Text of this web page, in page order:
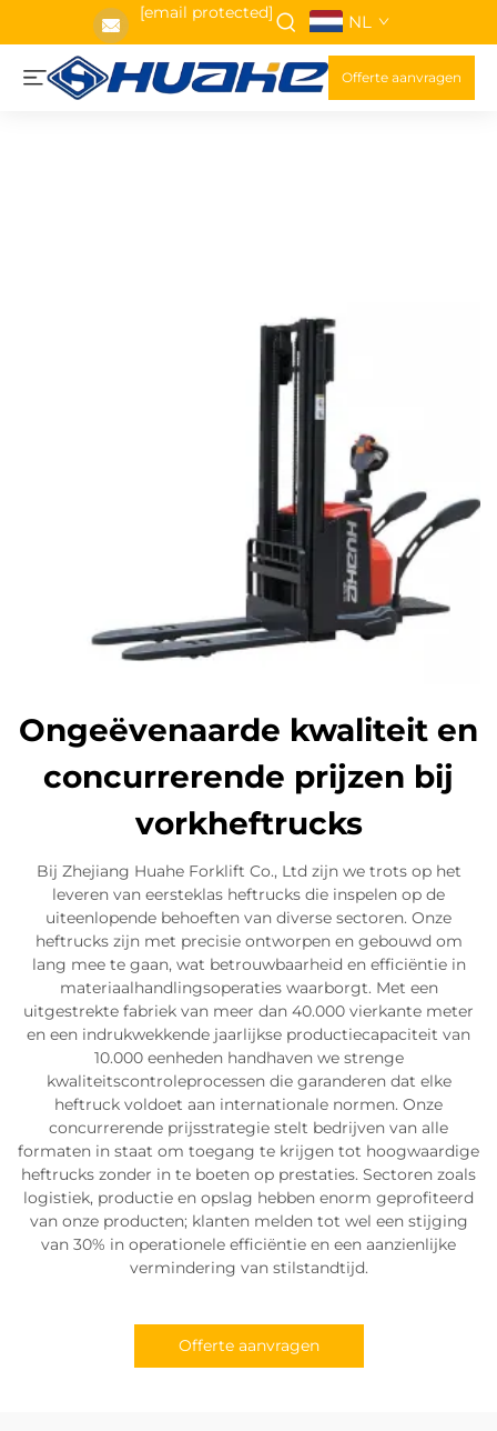
[email protected] NL
Offerte aanvragen
Ongeëvenaarde kwaliteit en
concurrerende prijzen bij
vorkheftrucks
Bij Zhejiang Huahe Forklift Co., Ltd zijn we trots op het
leveren van eersteklas heftrucks die inspelen op de
uiteenlopende behoeften van diverse sectoren. Onze
heftrucks zijn met precisie ontworpen en gebouwd om
lang mee te gaan, wat betrouwbaarheid en efficiëntie in
materiaalhandlingsoperaties waarborgt. Met een
uitgestrekte fabriek van meer dan 40.000 vierkante meter
en een indrukwekkende jaarlijkse productiecapaciteit van
10.000 eenheden handhaven we strenge
kwaliteitscontroleprocessen die garanderen dat elke
heftruck voldoet aan internationale normen. Onze
concurrerende prijsstrategie stelt bedrijven van alle
formaten in staat om toegang te krijgen tot hoogwaardige
heftrucks zonder in te boeten op prestaties. Sectoren zoals
logistiek, productie en opslag hebben enorm geprofiteerd
van onze producten; klanten melden tot wel een stijging
van 30% in operationele efficiëntie en een aanzienlijke
vermindering van stilstandtijd.
Offerte aanvragen